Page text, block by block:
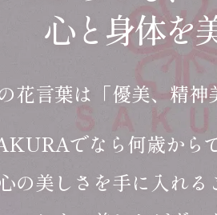
心と身体を
花言葉は「優美、精神
でなら何歳から
の美しさを手に入れる